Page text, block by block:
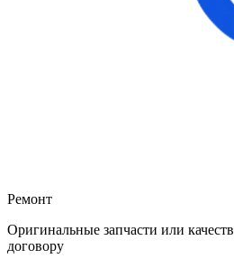
Ремонт
Оригинальные запчасти или
договору